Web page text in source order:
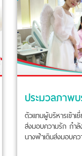
ตัวแทนผู้บริหารเข้า
ส่งมอบความรัก กำ
นางฟ้าเดินส่งมอบค